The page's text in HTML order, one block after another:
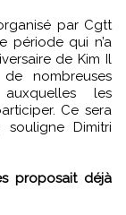
par Cgtt
période qui n’a
de Kim Il
nombreuses
les
Ce sera
souligne Dimitri
proposait déjà